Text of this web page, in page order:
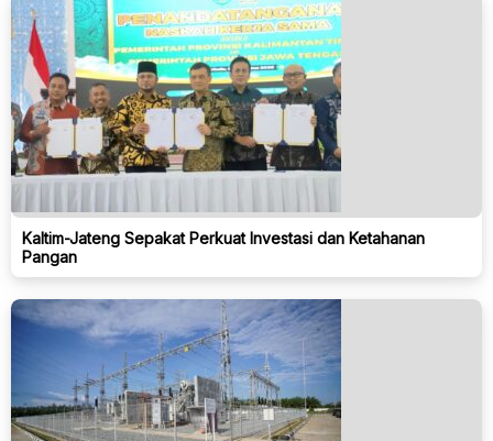
Kaltim-Jateng Sepakat Perkuat Investasi dan Ketahanan
Pangan